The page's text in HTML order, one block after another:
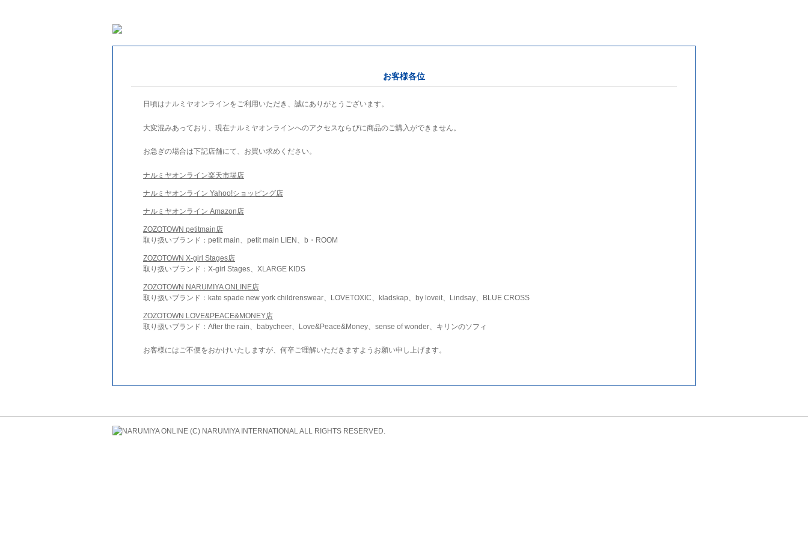
お客様各位
日頃はナルミヤオンラインをご利用いただき、誠にありがとうございます。
大変混みあっており、現在ナルミヤオンラインへのアクセスならびに商品のご購入ができません。
お急ぎの場合は下記店舗にて、お買い求めください。
ナルミヤオンライン楽天市場店
ナルミヤオンライン Yahoo!ショッピング店
ナルミヤオンライン Amazon店
ZOZOTOWN petitmain店
取り扱いブランド：petit main、petit main LIEN、b・ROOM
ZOZOTOWN X-girl Stages店
取り扱いブランド：X-girl Stages、XLARGE KIDS
ZOZOTOWN NARUMIYA ONLINE店
取り扱いブランド：kate spade new york childrenswear、LOVETOXIC、kladskap、by loveit、Lindsay、BLUE CROSS
ZOZOTOWN LOVE&PEACE&MONEY店
取り扱いブランド：After the rain、babycheer、Love&Peace&Money、sense of wonder、キリンのソフィ
お客様にはご不便をおかけいたしますが、何卒ご理解いただきますようお願い申し上げます。